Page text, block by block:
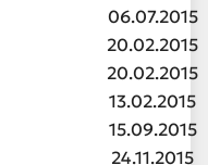
06.07.2015
20.02.2015
20.02.2015
13.02.2015
15.09.2015
24.11.2015